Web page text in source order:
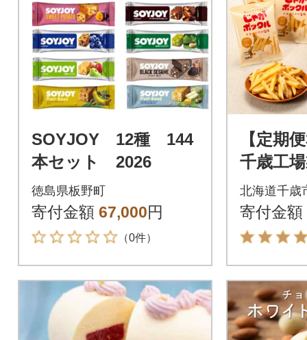
SOYJOY 12種 144
本セット 2026
徳島県板野町
寄付金額 67,000円
（0件）
【定期
千歳工
ポック
箱セット
北海道千歳
寄付金額